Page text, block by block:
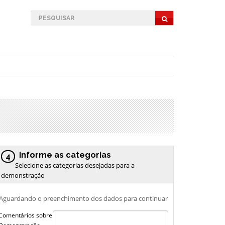
4 Informe as categorias
Selecione as categorias desejadas para a
demonstração
o preenchimento dos dados para continuar
sobre